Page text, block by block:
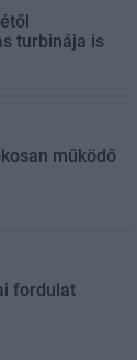
turbinája is
működő
fordulat